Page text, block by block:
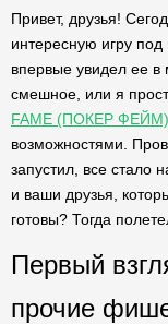
Привет, друзья!
интересную игру
впервые увидел ее в
смешное, или я
FAME (ПОКЕР
возможностями.
запустил, все стало
и ваши друзья,
готовы? Тогда
Первый
прочие